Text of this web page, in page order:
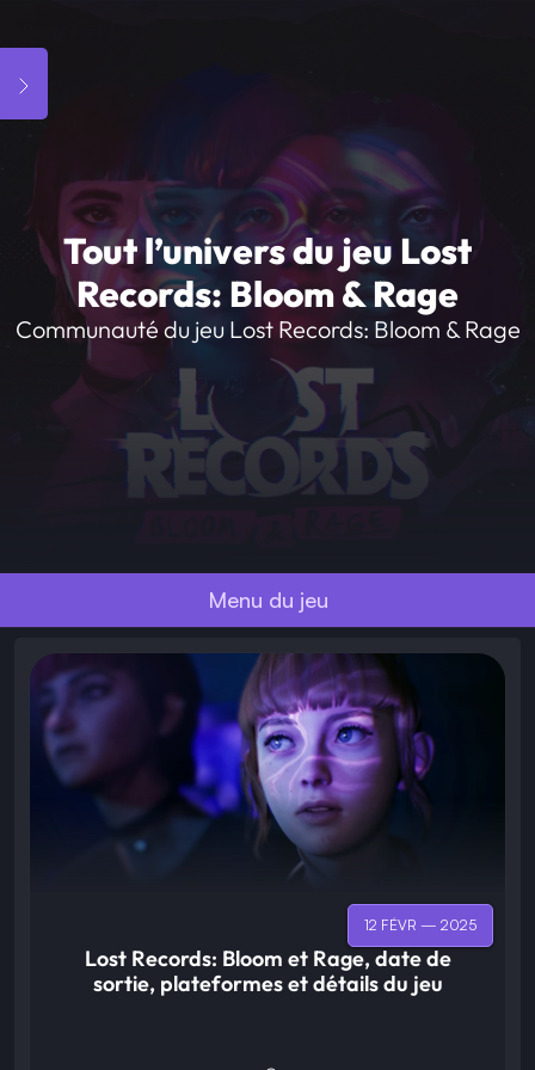
Tout l’univers du jeu Lost
Records: Bloom & Rage
Communauté du jeu Lost Records: Bloom & Rage
Menu du jeu
12 FÉVR — 2025
Lost Records: Bloom et Rage, date de
sortie, plateformes et détails du jeu